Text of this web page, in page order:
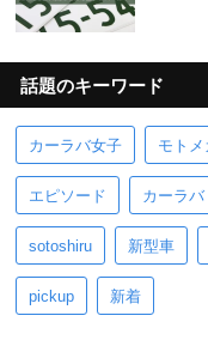
話題のキーワード
カーラバ女子 モト
エピソード カーラバ
sotoshiru 新型車
pickup 新着